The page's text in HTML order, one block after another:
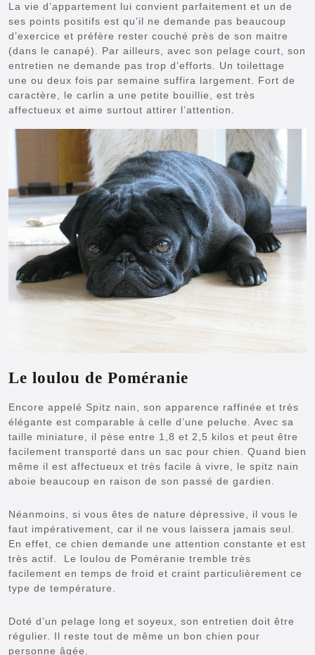
La vie d’appartement lui convient parfaitement et un de
ses points positifs est qu’il ne demande pas beaucoup
d’exercice et préfère rester couché près de son maitre
(dans le canapé). Par ailleurs, avec son pelage court, son
entretien ne demande pas trop d’efforts. Un toilettage
une ou deux fois par semaine suffira largement. Fort de
caractère, le carlin a une petite bouillie, est très
affectueux et aime surtout attirer l’attention.
Le loulou de Poméranie
Encore appelé Spitz nain, son apparence raffinée et très
élégante est comparable à celle d’une peluche. Avec sa
taille miniature, il pèse entre 1,8 et 2,5 kilos et peut être
facilement transporté dans un sac pour chien. Quand bien
même il est affectueux et très facile à vivre, le spitz nain
aboie beaucoup en raison de son passé de gardien.
Néanmoins, si vous êtes de nature dépressive, il vous le
faut impérativement, car il ne vous laissera jamais seul.
En effet, ce chien demande une attention constante et est
très actif. Le loulou de Poméranie tremble très
facilement en temps de froid et craint particulièrement ce
type de température.
Doté d’un pelage long et soyeux, son entretien doit être
régulier. Il reste tout de même un bon chien pour
personne âgée.